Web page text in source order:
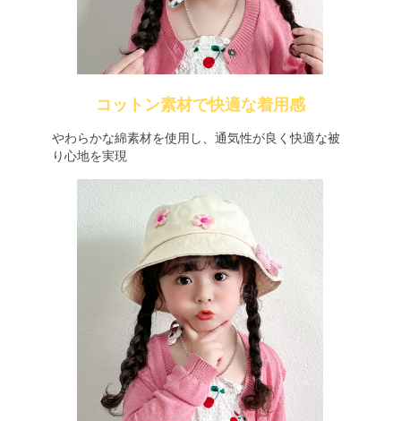
コットン素材で快適な着用感
やわらかな綿素材を使用し、通気性が良く快適な被
り心地を実現